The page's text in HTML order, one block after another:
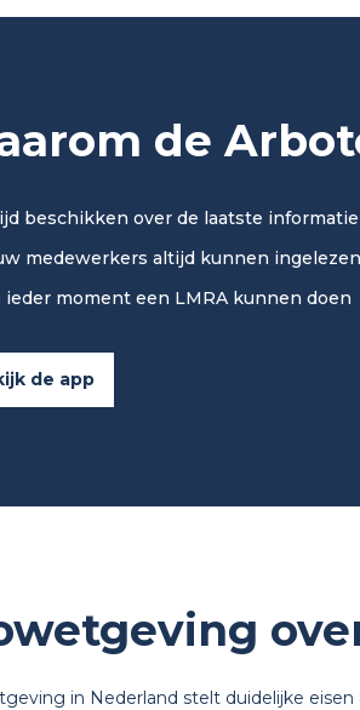
de
beschikken over de laatste
medewerkers altijd kunnen
ieder moment een LMRA kunnen doen
de app
in Nederland stelt duidelijke